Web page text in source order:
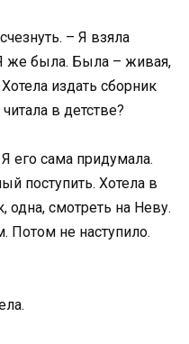
– Я взяла
же была. Была – живая,
издать сборник
в детстве?
его сама придумала.
поступить. Хотела в
одна, смотреть на Неву.
Потом не наступило.